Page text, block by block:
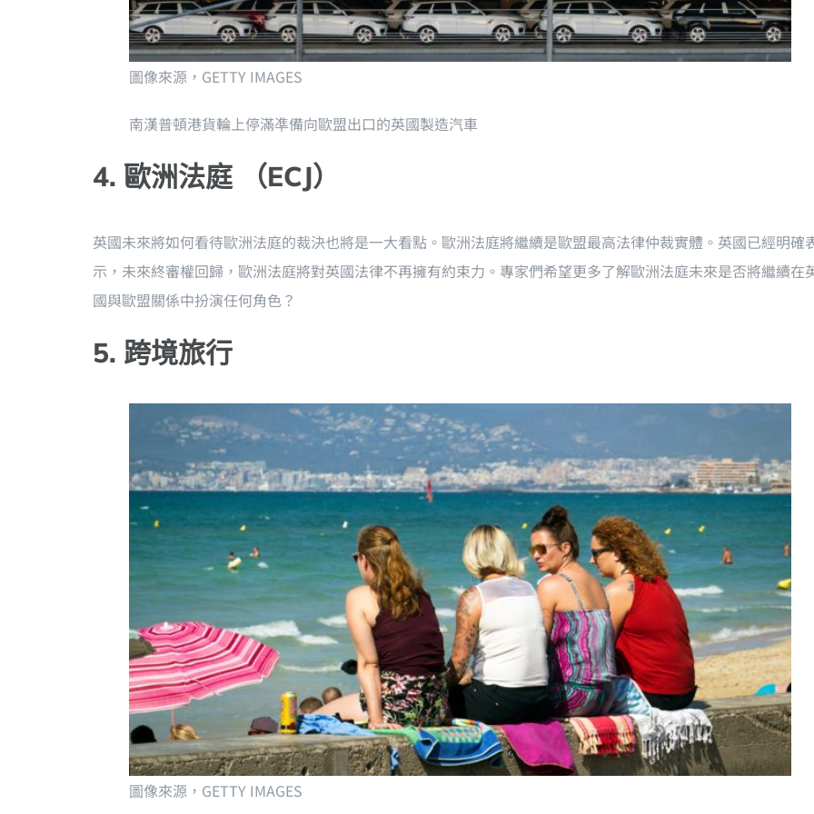
圖像來源， GETTY IMAGES
南漢普頓港貨輪上停滿凖備向歐盟出口的英國製造汽車
4. 歐洲法庭 （ECJ）
英國未來將如何看待歐洲法庭的裁決也將是一大看點。歐洲法庭將繼續是歐盟最高法律仲裁實體。英國已經明確
示，未來終審權回歸，歐洲法庭將對英國法律不再擁有約束力。專家們希望更多了解歐洲法庭未來是否將繼續在
國與歐盟關係中扮演任何角色？
5. 跨境旅行
圖像來源， GETTY IMAGES